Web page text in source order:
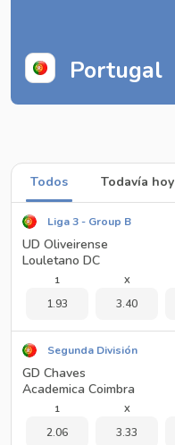
Portugal
Todos Todavía hoy
Liga 3 - Group B
UD Oliveirense
Louletano DC
1
1.93
X
3.40
Segunda División
GD Chaves
Academica Coimbra
1
2.06
X
3.33